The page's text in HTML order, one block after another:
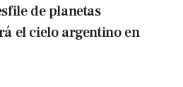
de planetas
el cielo argentino en